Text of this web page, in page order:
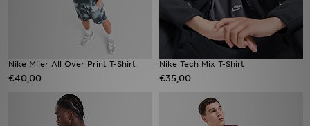
Nike Miler All Over Print T-Shirt
€40,00
Nike Tech Mix T-Shirt
€35,00